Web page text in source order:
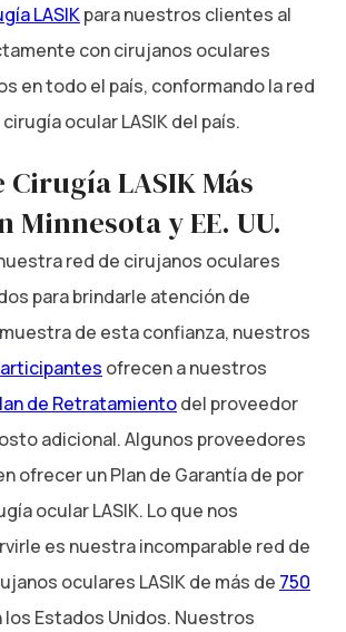
LASIKpara nuestros clientes al
con cirujanos oculares
en todo el país, conformando la red
ocular LASIK del país.
Cirugía LASIK Más
Minnesota y EE. UU.
red de cirujanos oculares
para brindarle atención de
de esta confianza, nuestros
ofrecen a nuestros
de Retratamientodel proveedor
adicional. Algunos proveedores
ofrecer un Plan de Garantía de por
ocular LASIK. Lo que nos
es nuestra incomparable red de
oculares LASIK de más de 750
los Estados Unidos. Nuestros